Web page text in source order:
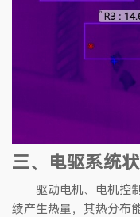
三、电驱系统
驱动电机、电机控
续产生热量，其热分布